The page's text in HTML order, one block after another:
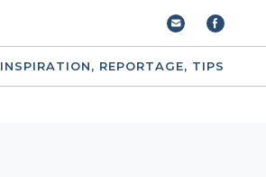
INSPIRATION, REPORTAGE, TIPS